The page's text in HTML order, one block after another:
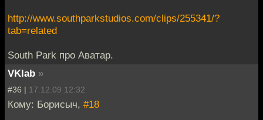
http://www.southparkstudios.com/clips/255341/?
tab=related
South Рark про Аватар.
VKlab »
#36 | 17.12.09 12:32
Кому: Борисыч, #18